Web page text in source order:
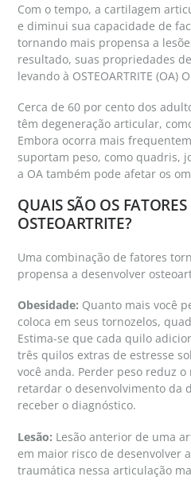
Com o tempo, a cartilagem
e diminui sua capacidade de
tornando mais propensa a
resultado, suas propriedades
levando à OSTEOARTRITE (OA)
Cerca de 60 por cento dos
têm degeneração articular,
Embora ocorra mais
suportam peso, como quadris,
a OA também pode afetar os
QUAIS SÃO OS
OSTEOARTRITE?
Uma combinação de fatores
propensa a desenvolver
Obesidade: Quanto mais você
coloca em seus tornozelos,
Estima-se que cada quilo
três quilos extras de estresse
você anda. Perder peso reduz
retardar o desenvolvimento da
receber o diagnóstico.
Lesão: Lesão anterior de uma
em maior risco de desenvolver
traumática nessa articulação